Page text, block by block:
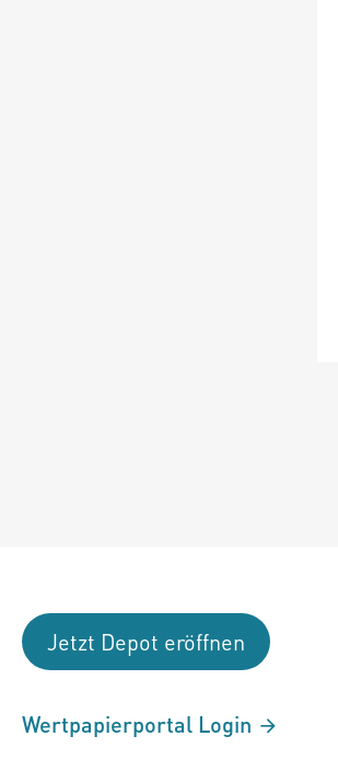
Jetzt Depot eröffnen
Wertpapierportal Login